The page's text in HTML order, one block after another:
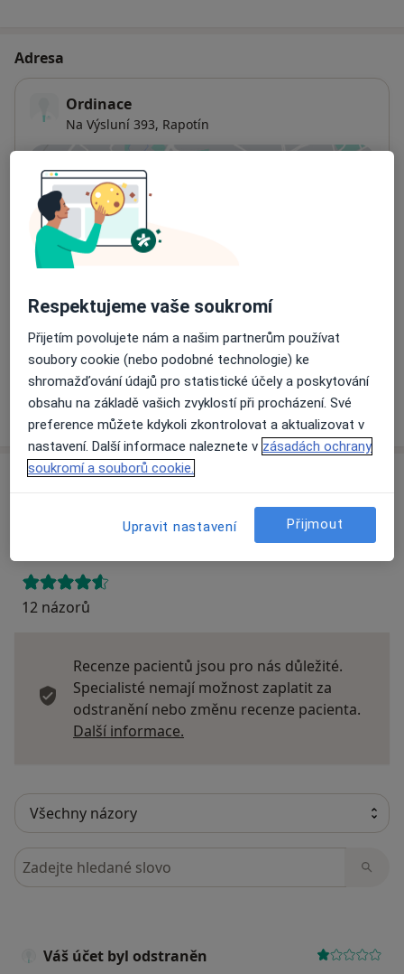
Adresa
Ordinace
Na Výsluní 393, Rapotín
Dostupnost
Na této adrese online kalendář není aktivní
Co mám v takové situaci udělat?
Způsoby platby (soukromé návštěvy)
Na teto adrese lékař přijímá pacienty na pojišťovnu
Detaily
Víceo adrese
Přidejte svůj názor
12 názorů
Recenze pacientů jsou pro nás důležité.
Specialisté nemají možnost zaplatit za
odstranění nebo změnu recenze pacienta.
Další informace.
Hledejte v názorech
Váš účet byl odstraněn
Respektujeme vaše soukromí
Přijetím povolujete nám a našim partnerům používat
soubory cookie (nebo podobné technologie) ke
shromažďování údajů pro statistické účely a poskytování
obsahu na základě vašich zvyklostí při procházení. Své
preference můžete kdykoli zkontrolovat a aktualizovat v
nastavení. Další informace naleznete v zásadách ochrany
soukromí a souborů cookie.
Upravit nastavení Přijmout